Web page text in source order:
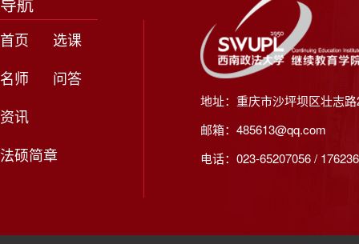
首页
选课
名师
问答
资讯
法硕简章
地址：重庆市沙坪坝区壮志
邮箱：485613@qq.com
电话：023-65207056 /